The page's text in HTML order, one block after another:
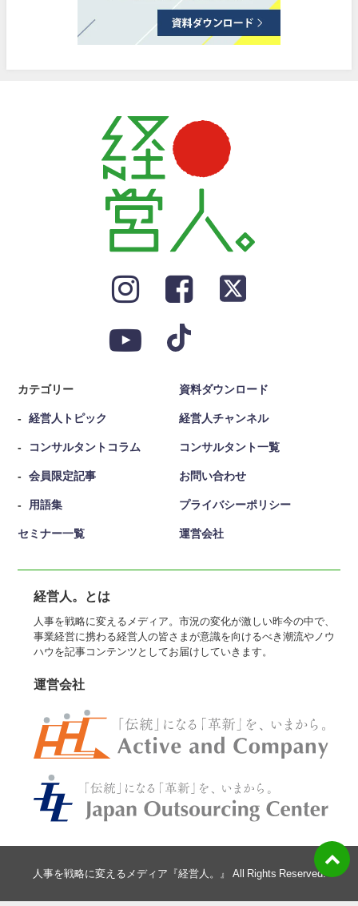
カテゴリー
経営人トピック
コンサルタントコラム
会員限定記事
用語集
セミナー一覧
資料ダウンロード
経営人チャンネル
コンサルタント一覧
お問い合わせ
プライバシーポリシー
運営会社
経営人。とは
人事を戦略に変えるメディア。市況の変化が激しい昨今の中で、
事業経営に携わる経営人の皆さまが意識を向けるべき潮流やノウ
ハウを記事コンテンツとしてお届けしていきます。
運営会社
人事を戦略に変えるメディア『経営人。』 All Rights Reserved.